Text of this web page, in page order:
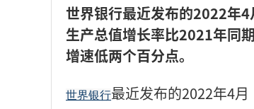
世界银行最近发布的2022年
生产总值增长率比2021年同
增速低两个百分点。
世界银行最近发布的2022年4